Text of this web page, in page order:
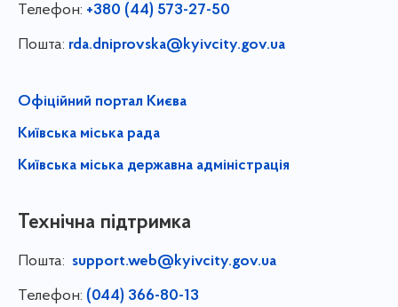
Телефон: +380 (44) 573-27-50
Пошта: rda.dniprovska@kyivcity.gov.ua
Офіційний портал Києва
Київська міська рада
Київська міська державна адміністрація
Технічна підтримка
Пошта: support.web@kyivcity.gov.ua
Телефон: (044) 366-80-13